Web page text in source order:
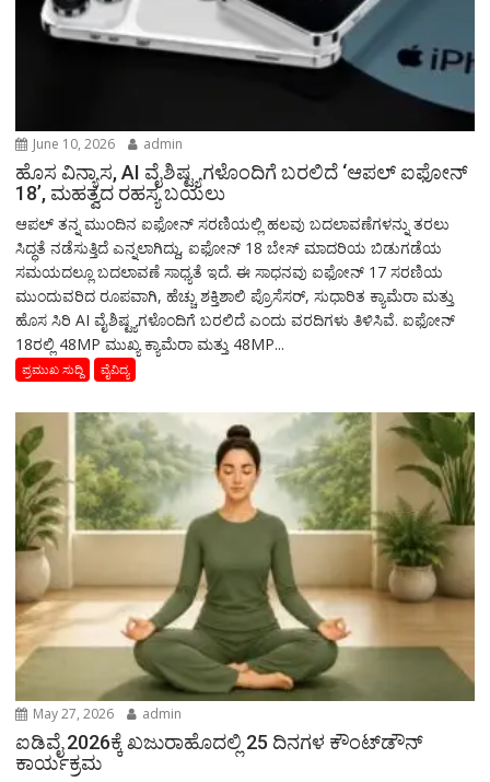
June 10, 2026 admin
ಹೊಸ ವಿನ್ಯಾಸ, AI ವೈಶಿಷ್ಟ್ಯಗಳೊಂದಿಗೆ ಬರಲಿದೆ ‘ಆಪಲ್ ಐಫೋನ್
18’, ಮಹತ್ವದ ರಹಸ್ಯ ಬಯಲು
ಆಪಲ್ ತನ್ನ ಮುಂದಿನ ಐಫೋನ್ ಸರಣಿಯಲ್ಲಿ ಹಲವು ಬದಲಾವಣೆಗಳನ್ನು ತರಲು
ಸಿದ್ಧತೆ ನಡೆಸುತ್ತಿದೆ ಎನ್ನಲಾಗಿದ್ದು, ಐಫೋನ್ 18 ಬೇಸ್ ಮಾದರಿಯ ಬಿಡುಗಡೆಯ
ಸಮಯದಲ್ಲೂ ಬದಲಾವಣೆ ಸಾಧ್ಯತೆ ಇದೆ. ಈ ಸಾಧನವು ಐಫೋನ್ 17 ಸರಣಿಯ
ಮುಂದುವರಿದ ರೂಪವಾಗಿ, ಹೆಚ್ಚು ಶಕ್ತಿಶಾಲಿ ಪ್ರೊಸೆಸರ್, ಸುಧಾರಿತ ಕ್ಯಾಮೆರಾ ಮತ್ತು
ಹೊಸ ಸಿರಿ AI ವೈಶಿಷ್ಟ್ಯಗಳೊಂದಿಗೆ ಬರಲಿದೆ ಎಂದು ವರದಿಗಳು ತಿಳಿಸಿವೆ. ಐಫೋನ್
18ರಲ್ಲಿ 48MP ಮುಖ್ಯ ಕ್ಯಾಮೆರಾ ಮತ್ತು 48MP...
ಪ್ರಮುಖ ಸುದ್ದಿ ವೈವಿದ್ಯ
May 27, 2026 admin
ಐಡಿವೈ 2026ಕ್ಕೆ ಖಜುರಾಹೊದಲ್ಲಿ 25 ದಿನಗಳ ಕೌಂಟ್‌ಡೌನ್
ಕಾರ್ಯಕ್ರಮ